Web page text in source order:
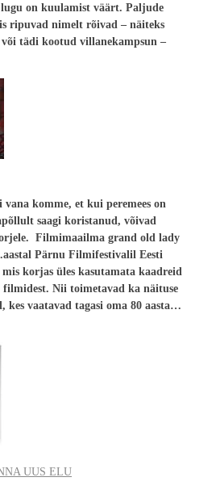
on kuulamist väärt. Paljude
ripuvad nimelt rõivad – näiteks
tädi kootud villanekampsun –
komme, et kui peremees on
saagi koristanud, võivad
Filmimaailma grand old lady
Pärnu Filmifestivalil Eesti
korjas üles kasutamata kaadreid
filmidest. Nii toimetavad ka näituse
kes vaatavad tagasi oma 80 aasta…
UUS ELU